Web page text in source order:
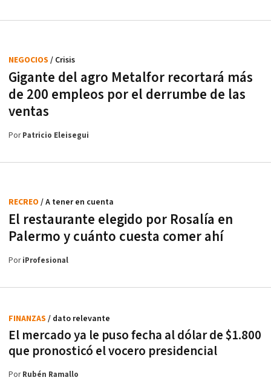
Gigante del agro Metalfor recortará más
de 200 empleos por el derrumbe de las
ventas
NEGOCIOS / Crisis
PorPatricio Eleisegui
El restaurante elegido por Rosalía en
Palermo y cuánto cuesta comer ahí
RECREO / A tener en cuenta
PoriProfesional
El mercado ya le puso fecha al dólar de $1.800
que pronosticó el vocero presidencial
FINANZAS / dato relevante
PorRubén Ramallo